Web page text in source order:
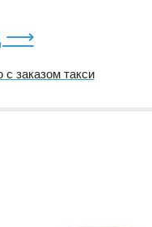
⟶
заказом такси